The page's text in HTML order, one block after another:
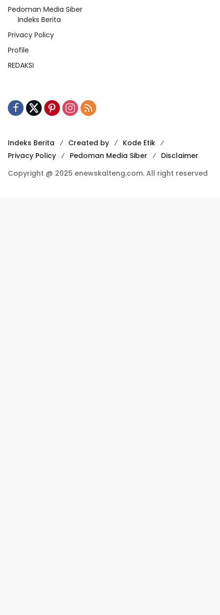
Pedoman Media Siber
Indeks Berita
Privacy Policy
Profile
REDAKSI
Indeks Berita Created by
Kode Etik
Privacy Policy
Pedoman Media Siber
Disclaimer
Copyright @ 2025 enewskalteng.com. All right reserved